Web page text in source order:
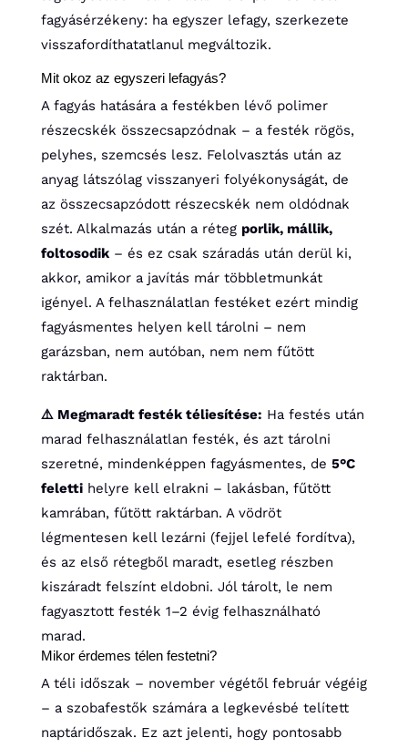
fagyásérzékeny: ha egyszer lefagy, szerkezete
visszafordíthatatlanul megváltozik.
Mit okoz az egyszeri lefagyás?
A fagyás hatására a festékben lévő polimer
részecskék összecsapzódnak – a festék rögös,
pelyhes, szemcsés lesz. Felolvasztás után az
anyag látszólag visszanyeri folyékonyságát, de
az összecsapzódott részecskék nem oldódnak
szét. Alkalmazás után a réteg porlik, mállik,
foltosodik– és ez csak száradás után derül ki,
akkor, amikor a javítás már többletmunkát
igényel. A felhasználatlan festéket ezért mindig
fagyásmentes helyen kell tárolni – nem
garázsban, nem autóban, nem nem fűtött
raktárban.
⚠️ Megmaradt festék téliesítése: Ha festés után
marad felhasználatlan festék, és azt tárolni
szeretné, mindenképpen fagyásmentes, de 5°C
felettihelyre kell elrakni – lakásban, fűtött
kamrában, fűtött raktárban. A vödröt
légmentesen kell lezárni (fejjel lefelé fordítva),
és az első rétegből maradt, esetleg részben
kiszáradt felszínt eldobni. Jól tárolt, le nem
fagyasztott festék 1–2 évig felhasználható
marad.
Mikor érdemes télen festetni?
A téli időszak – november végétől február végéig
– a szobafestők számára a legkevésbé telített
naptáridőszak. Ez azt jelenti, hogy pontosabb